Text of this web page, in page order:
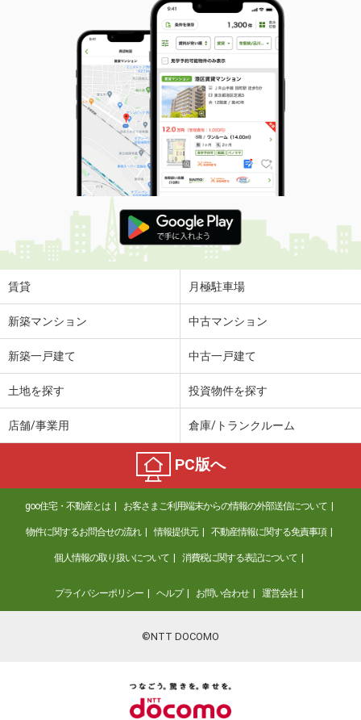
賃貸 月極駐車場
新築マンション 中古マンション
新築一戸建て 中古一戸建て
土地を探す 投資物件を探す
店舗/事業用 倉庫/トランクルーム
PC版へ
goo住宅・不動産とは お客さまご利用端末からの情報の外部送信について
物件に関するお問合せの流れ 情報提供元 不動産情報に関する免責事項
個人情報の取り扱いについて 消費税に関する表記について
プライバシーポリシー ヘルプ お問い合わせ 運営会社
©NTT DOCOMO